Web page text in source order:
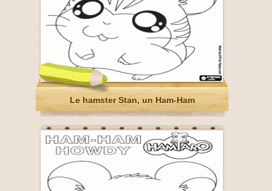
Le hamster Stan, un Ham-Ham